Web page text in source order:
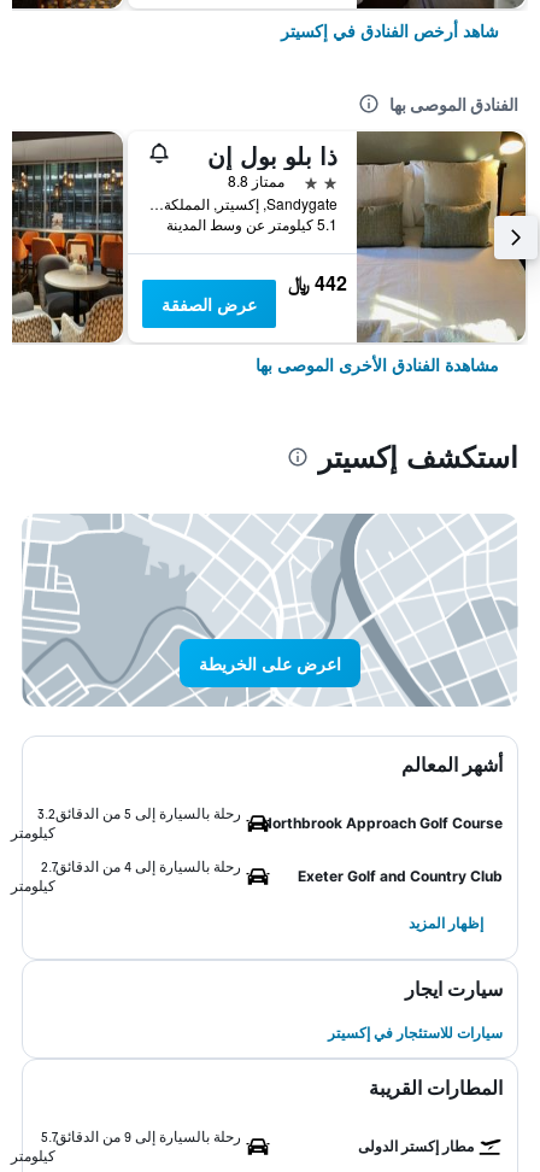
شاهد أرخص الفنادق في إكسيتر
الفنادق الموصى بها
ذا بلو بول إن
2 نجمتين
ممتاز 8.8
Sandygate, إكسيتر, المملكة المتحدة
5.1 كيلومتر عن وسط المدينة
442 ﷼
عرض الصفقة
مشاهدة الفنادق الأخرى الموصى بها
استكشف إكسيتر
اعرض على الخريطة
أشهر المعالم
Northbrook Approach Golf Course
رحلة بالسيارة إلى 5 من الدقائق
3.2
كيلومتر
Exeter Golf and Country Club
رحلة بالسيارة إلى 4 من الدقائق
2.7
كيلومتر
إظهار المزيد
سيارت ايجار
سيارات للاستئجار في إكسيتر
المطارات القريبة
مطار إكستر الدولى
رحلة بالسيارة إلى 9 من الدقائق
5.7
كيلومتر